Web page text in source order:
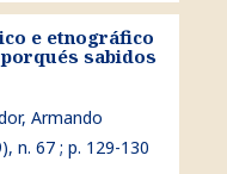
de Galiza : tres
e etnográfico
sabidos
Armando
n. 67 ; p. 129-130